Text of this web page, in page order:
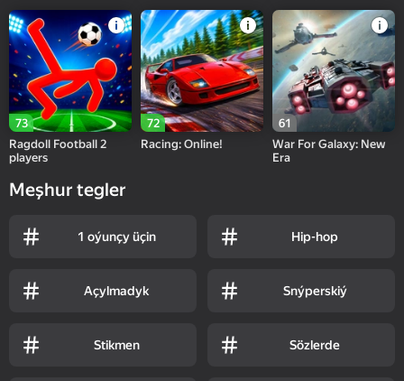
73
Ragdoll Football 2
players
72
Racing: Online!
61
War For Galaxy: New
Era
Meşhur tegler
1 oýunçy üçin Hip-hop
Açylmadyk Snýperskiý
Stikmen Sözlerde